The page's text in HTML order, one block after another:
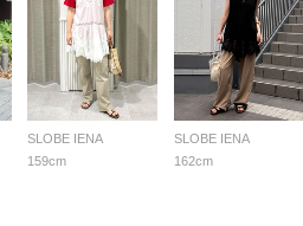
SLOBE IENA
159cm
SLOBE IENA
162cm